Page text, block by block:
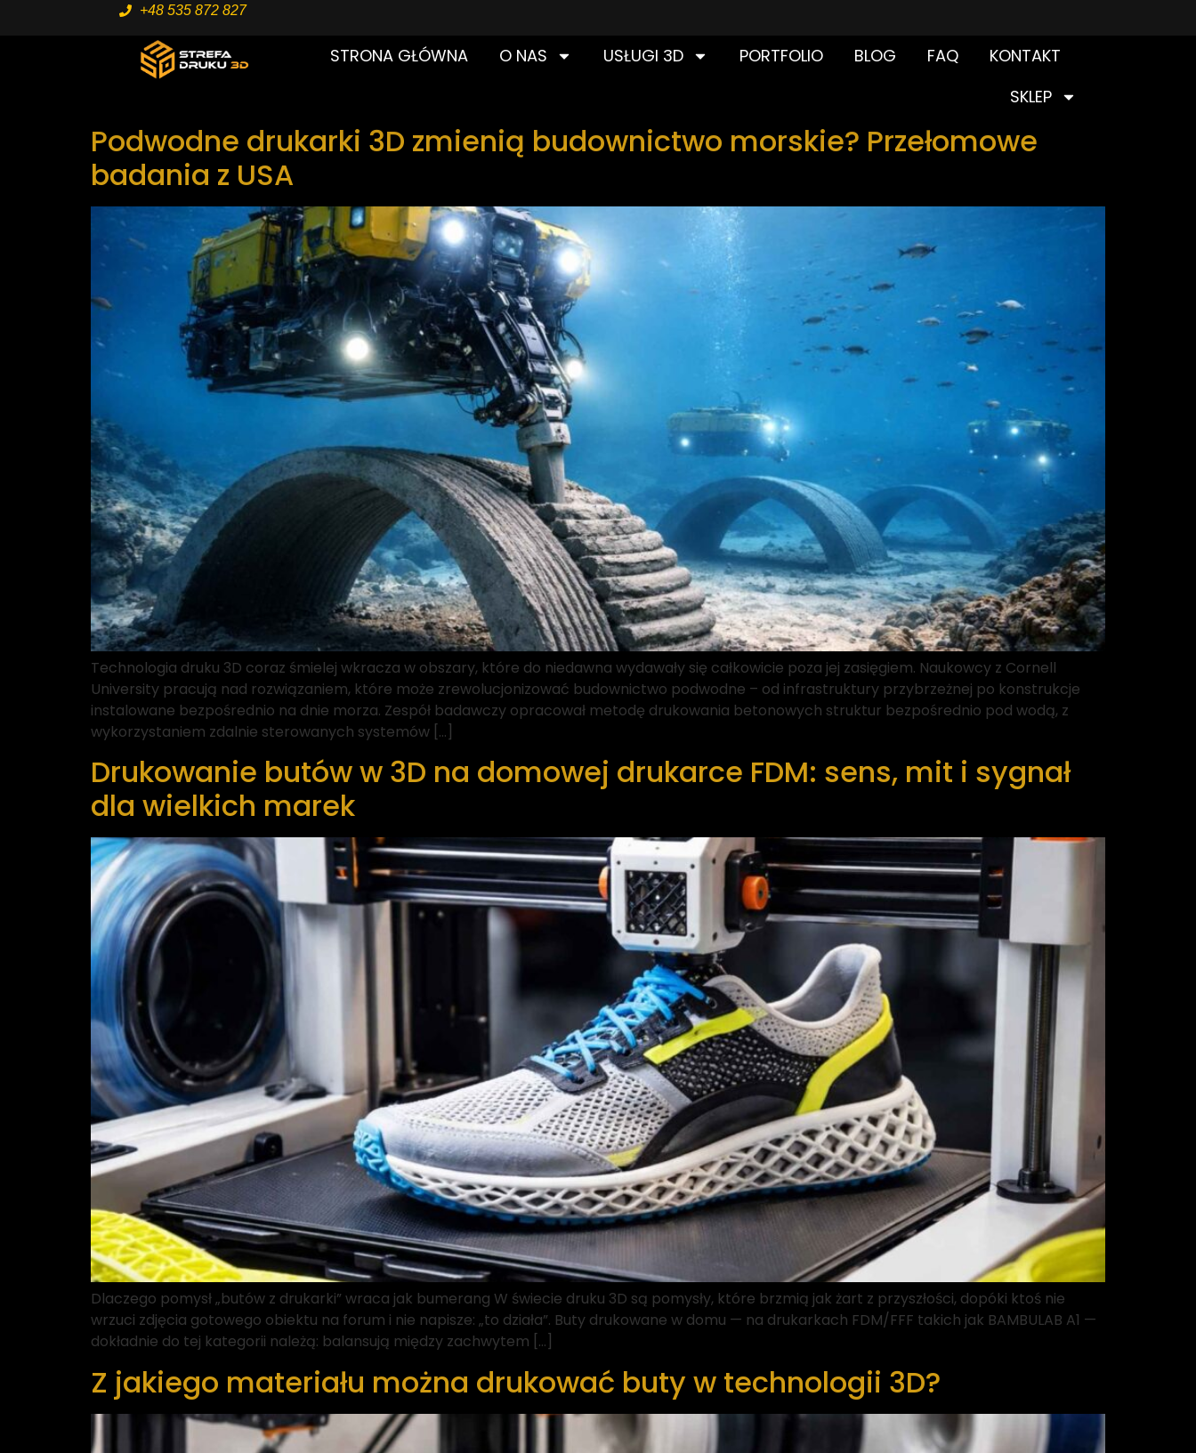
+48 535 872 827
STRONA GŁÓWNA O NAS USŁUGI 3D PORTFOLIO BLOG FAQ
KONTAKT
SKLEP
Podwodne drukarki 3D zmienią budownictwo morskie? Przełomowe
badania z USA
Technologia druku 3D coraz śmielej wkracza w obszary, które do niedawna wydawały się całkowicie poza jej zasięgiem. Naukowcy z Cornell
University pracują nad rozwiązaniem, które może zrewolucjonizować budownictwo podwodne – od infrastruktury przybrzeżnej po konstrukcje
instalowane bezpośrednio na dnie morza. Zespół badawczy opracował metodę drukowania betonowych struktur bezpośrednio pod wodą, z
wykorzystaniem zdalnie sterowanych systemów […]
Drukowanie butów w 3D na domowej drukarce FDM: sens, mit i sygnał
dla wielkich marek
Dlaczego pomysł „butów z drukarki” wraca jak bumerang W świecie druku 3D są pomysły, które brzmią jak żart z przyszłości, dopóki ktoś nie
wrzuci zdjęcia gotowego obiektu na forum i nie napisze: „to działa”. Buty drukowane w domu — na drukarkach FDM/FFF takich jak BAMBULAB A1 —
dokładnie do tej kategorii należą: balansują między zachwytem […]
Z jakiego materiału można drukować buty w technologii 3D?